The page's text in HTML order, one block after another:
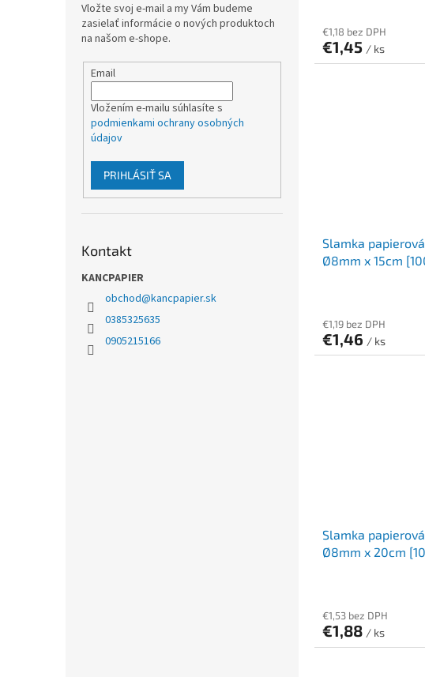
Vložte svoj e-mail a my Vám budeme
zasielať informácie o nových produktoch
na našom e-shope.
Email
Vložením e-mailu súhlasíte s
podmienkami ochrany osobných
údajov
PRIHLÁSIŤ SA
Kontakt
KANCPAPIER
obchod@kancpapier.sk
0385325635
0905215166
€1,18 bez DPH
€1,45 / ks
Slamka papierová
Ø8mm x 15cm
€1,19 bez DPH
€1,46 / ks
Slamka papierová
Ø8mm x 20cm
€1,53 bez DPH
€1,88 / ks